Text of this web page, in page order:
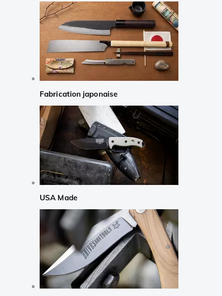
Fabrication japonaise
USA Made